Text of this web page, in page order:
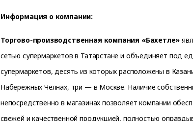
Информация о компании:
Торгово-производственная компания «Бахетле»
сетью супермаркетов в Татарстане и объединяет под
супермаркетов, десять из которых расположены в
Набережных Челнах, три — в Москве. Наличие
непосредственно в магазинах позволяет компании
свежей и качественной продукцией, полностью